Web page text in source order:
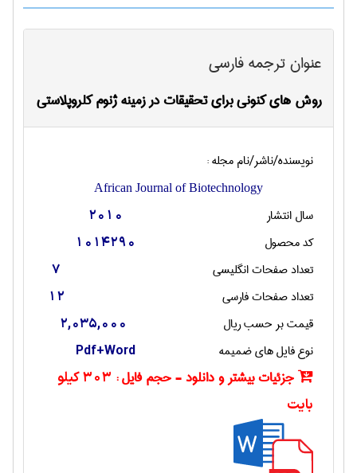
عنوان ترجمه فارسی
روش های کنونی برای تحقیقات در زمینه ژنوم کلروپلاستی
نویسنده/ناشر/نام مجله :
African Journal of Biotechnology
سال انتشار 2010
کد محصول 1014290
تعداد صفحات انگليسی 7
تعداد صفحات فارسی 12
قیمت بر حسب ریال 2,035,000
نوع فایل های ضمیمه Pdf+Word
جزئیات بیشتر و دانلود - حجم فایل :
303 کیلو
بایت